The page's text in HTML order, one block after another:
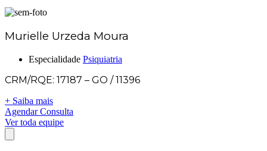
Murielle Urzeda Moura
Especialidade Psiquiatria
CRM/RQE: 17187 – GO / 11396
+ Saiba mais
Agendar Consulta
Ver toda equipe